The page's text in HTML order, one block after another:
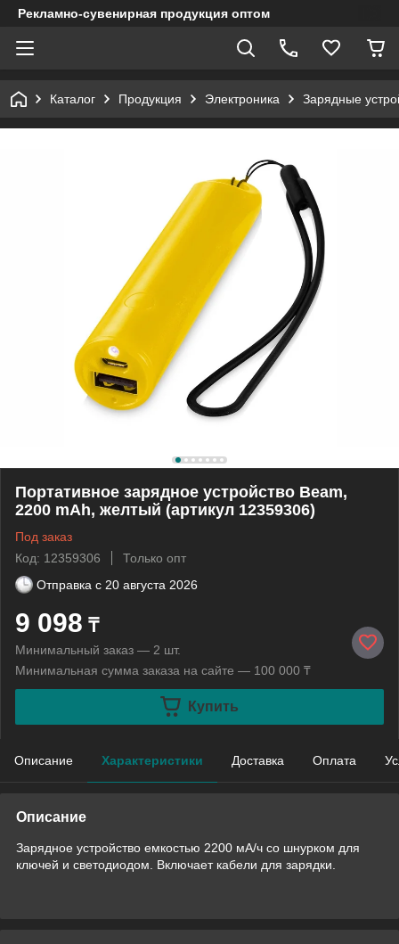
Рекламно-сувенирная продукция оптом
Каталог Продукция Электроника Зарядные
Портативное зарядное устройство Beam,
2200 mAh, желтый (артикул 12359306)
Под заказ
Код: 12359306
Только опт
Отправка с 20 августа 2026
9 098 ₸
Минимальный заказ — 2 шт.
Минимальная сумма заказа на сайте — 100 000 ₸
Купить
Описание Характеристики Доставка Оплата
Описание
Зарядное устройство емкостью 2200 мА/ч со шнурком для
ключей и светодиодом. Включает кабели для зарядки.